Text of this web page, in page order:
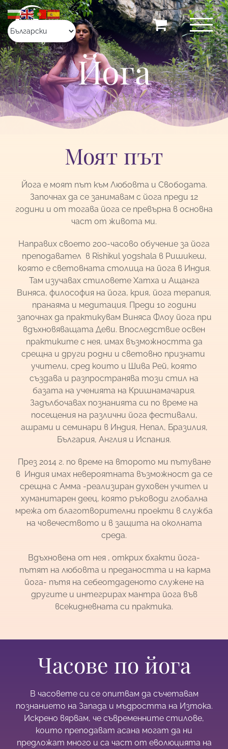
Skip
to
content
Йога
Моят път
Йога е моят път към Любовта и Свободата.
Започнах да се занимавам с йога преди 12
години и от тогава йога се превърна в основна
част от живота ми.
Направих своето 200-часово обучение за йога
преподавател в Rishikul yogshala в Ришикеш,
която е световната столица на йога в Индия.
Там изучавах стиловете Хатха и Ащанга
Виняса, философия на йога, крия, йога терапия,
пранаяма и медитация. Преди 10 години
започнах да практикувам Виняса Флоу йога при
вдъхновяващата Деви. Впоследствие освен
практиките с нея, имах възможността да
срещна и други родни и световно признати
учители, сред които и Шива Рей, която
създава и разпространява този стил на
базата на ученията на Кришнамачария.
Задълбочавах познанията си по време на
посещения на различни йога фестивали,
ашрами и семинари в Индия, Непал, Бразилия,
България, Англия и Испания.
През 2014 г. по време на второто ми пътуване
в Индия имах невероятната възможност да се
срещна с Амма -реализиран духовен учител и
хуманитарен деец, която ръководи глобална
мрежа от благотворителни проекти в служба
на човечеството и в защита на околната
среда.
Вдъхновена от нея , открих бхакти йога-
пътят на любовта и предаността и на карма
йога- пътя на себеотдаденото служене на
другите и интегрирах мантра йога във
всекидневната си практика.
Часове по йога
В часовете си се опитвам да съчетавам
познанието на Запада и мъдростта на Изтока.
Искрено вярвам, че съвременните стилове,
които преподават асана могат да ни
предложат много и са част от еволюцията на